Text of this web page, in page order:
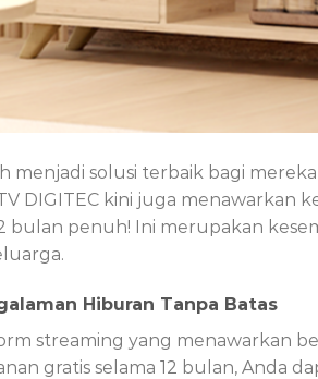
menjadi solusi terbaik bagi
DIGITEC kini juga
bulan penuh! Ini merupakan
Hiburan Tanpa Batas
streaming yang menawarkan
gratis selama 12 bulan,